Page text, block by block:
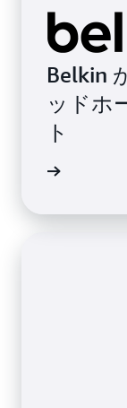
Belkin
ッドホ
ト